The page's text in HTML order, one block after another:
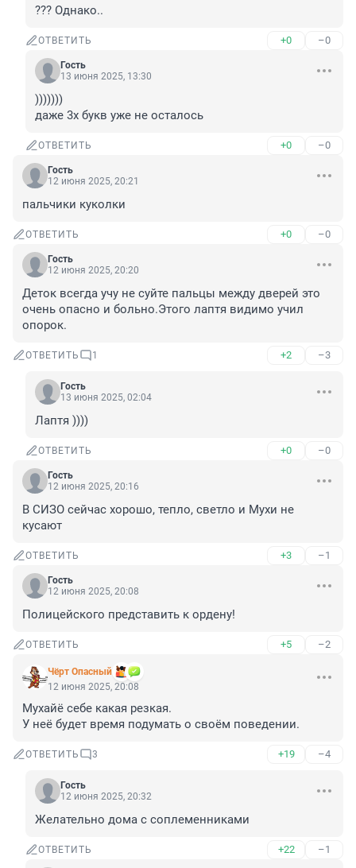
??? Однако..
ОТВЕТИТЬ +0 –0
Гость
13 июня 2025, 13:30
)))))))
даже 3х букв уже не осталось
ОТВЕТИТЬ +0 –0
Гость
12 июня 2025, 20:21
пальчики куколки
ОТВЕТИТЬ +0 –0
Гость
12 июня 2025, 20:20
Деток всегда учу не суйте пальцы между дверей это
очень опасно и больно.Этого лаптя видимо учил
опорок.
ОТВЕТИТЬ 1 +2 –3
Гость
13 июня 2025, 02:04
Лаптя ))))
ОТВЕТИТЬ +0 –0
Гость
12 июня 2025, 20:16
В СИЗО сейчас хорошо, тепло, светло и Мухи не
кусают
ОТВЕТИТЬ +3 –1
Гость
12 июня 2025, 20:08
Полицейского представить к ордену!
ОТВЕТИТЬ +5 –2
Чёрт Опасный
12 июня 2025, 20:08
Мухайё себе какая резкая.
У неё будет время подумать о своём поведении.
ОТВЕТИТЬ 3 +19 –4
Гость
12 июня 2025, 20:32
Желательно дома с соплеменниками
ОТВЕТИТЬ +22 –1